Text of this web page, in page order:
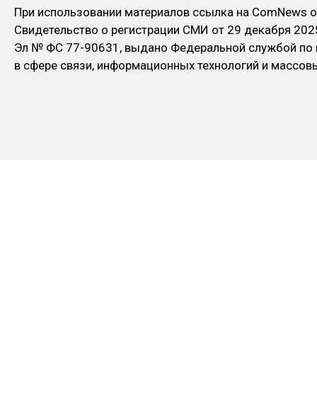
При использовании материалов ссылка на ComNews
Свидетельство о регистрации СМИ от 29 декабря
Эл № ФC 77-90631, выдано Федеральной службой по
в сфере связи, информационных технологий и